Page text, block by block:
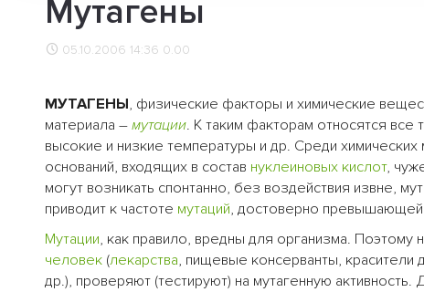
Мутагены
05.10.2006 14:36 0.00
МУТАГЕНЫ, физические факторы и химические
материала – мутации. К таким факторам относятся
высокие и низкие температуры и др. Среди химических
оснований, входящих в состав нуклеиновых кислот,
могут возникать спонтанно, без воздействия извне,
приводит к частоте мутаций, достоверно превышающей
Мутации, как правило, вредны для организма.
человек (лекарства, пищевые консерванты, красители
др.), проверяют (тестируют) на мутагенную